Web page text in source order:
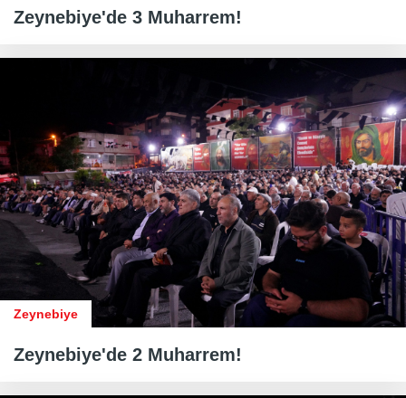
Zeynebiye'de 3 Muharrem!
Zeynebiye
Zeynebiye'de 2 Muharrem!